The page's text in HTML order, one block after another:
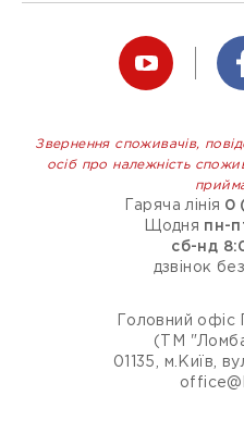
Звернення споживачів,
осіб про належність
Гаряча лінія 0
Щодня пн-
сб-нд
дзвінок
Головний
(ТМ
01135, м.Київ,